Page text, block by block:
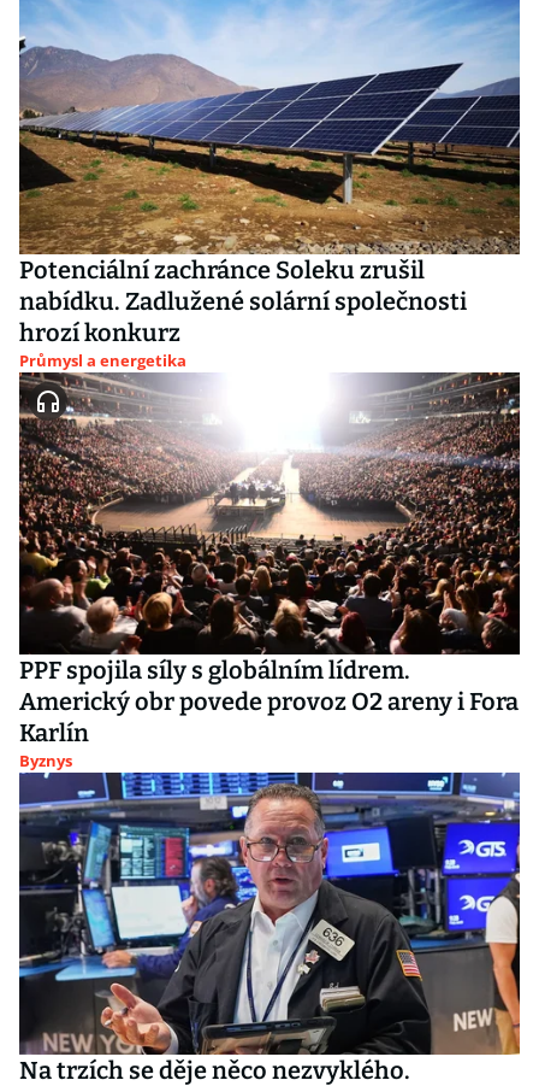
Potenciální zachránce Soleku zrušil
nabídku. Zadlužené solární společnosti
hrozí konkurz
Průmysl a energetika
PPF spojila síly s globálním lídrem.
Americký obr povede provoz O2 areny i Fora
Karlín
Byznys
Na trzích se děje něco nezvyklého.